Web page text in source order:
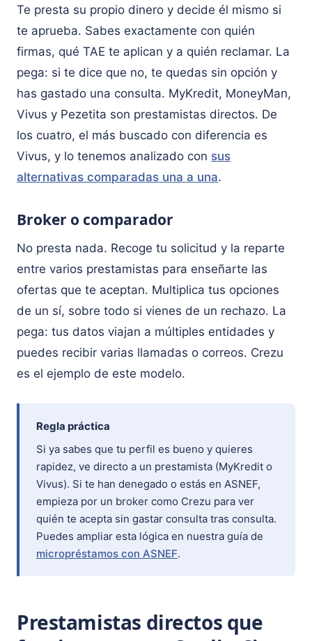
Te presta su propio dinero y decide él mismo si
te aprueba. Sabes exactamente con quién
firmas, qué TAE te aplican y a quién reclamar. La
pega: si te dice que no, te quedas sin opción y
has gastado una consulta. MyKredit, MoneyMan,
Vivus y Pezetita son prestamistas directos. De
los cuatro, el más buscado con diferencia es
Vivus, y lo tenemos analizado con sus
alternativas comparadas una a una.
Broker o comparador
No presta nada. Recoge tu solicitud y la reparte
entre varios prestamistas para enseñarte las
ofertas que te aceptan. Multiplica tus opciones
de un sí, sobre todo si vienes de un rechazo. La
pega: tus datos viajan a múltiples entidades y
puedes recibir varias llamadas o correos. Crezu
es el ejemplo de este modelo.
Regla práctica
Si ya sabes que tu perfil es bueno y quieres
rapidez, ve directo a un prestamista (MyKredit o
Vivus). Si te han denegado o estás en ASNEF,
empieza por un broker como Crezu para ver
quién te acepta sin gastar consulta tras consulta.
Puedes ampliar esta lógica en nuestra guía de
micropréstamos con ASNEF.
Prestamistas directos que